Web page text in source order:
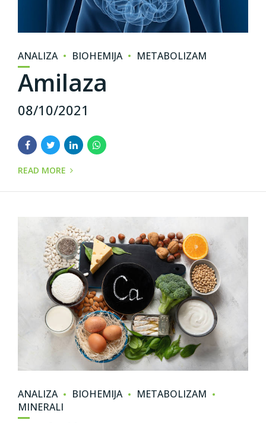
ANALIZA BIOHEMIJA METABOLIZAM
Amilaza
08/10/2021
READ MORE
ANALIZA BIOHEMIJA
METABOLIZAM
MINERALI